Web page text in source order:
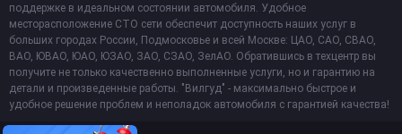
поддержке в идеальном состоянии автомобиля. Удобное
месторасположение СТО сети обеспечит доступность наших услуг в
больших городах России, Подмосковье и всей Москве: ЦАО, САО, СВАО,
ВАО, ЮВАО, ЮАО, ЮЗАО, ЗАО, СЗАО, ЗелАО. Обратившись в техцентр вы
получите не только качественно выполненные услуги, но и гарантию на
детали и произведенные работы. "Вилгуд" - максимально быстрое и
удобное решение проблем и неполадок автомобиля с гарантией качества!